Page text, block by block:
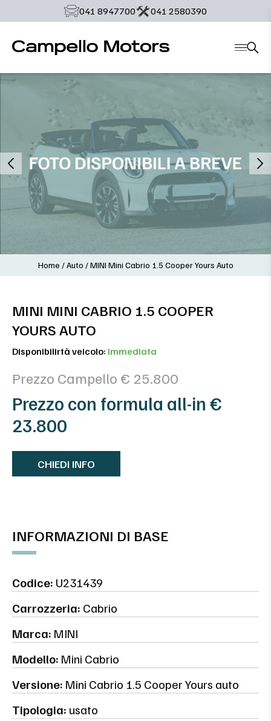
‭041 8947700‬ ‭041 2580390‬
Home /Auto /MINI Mini Cabrio 1.5 Cooper Yours Auto
MINI MINI CABRIO 1.5 COOPER
YOURS AUTO
Disponibilirtà veicolo: Immediata
Prezzo Campello € 25.800
Prezzo con formula all-in €
23.800
CHIEDI INFO
INFORMAZIONI DI BASE
Codice: U231439
Carrozzeria: Cabrio
Marca: MINI
Modello: Mini Cabrio
Versione: Mini Cabrio 1.5 Cooper Yours auto
Tipologia: usato